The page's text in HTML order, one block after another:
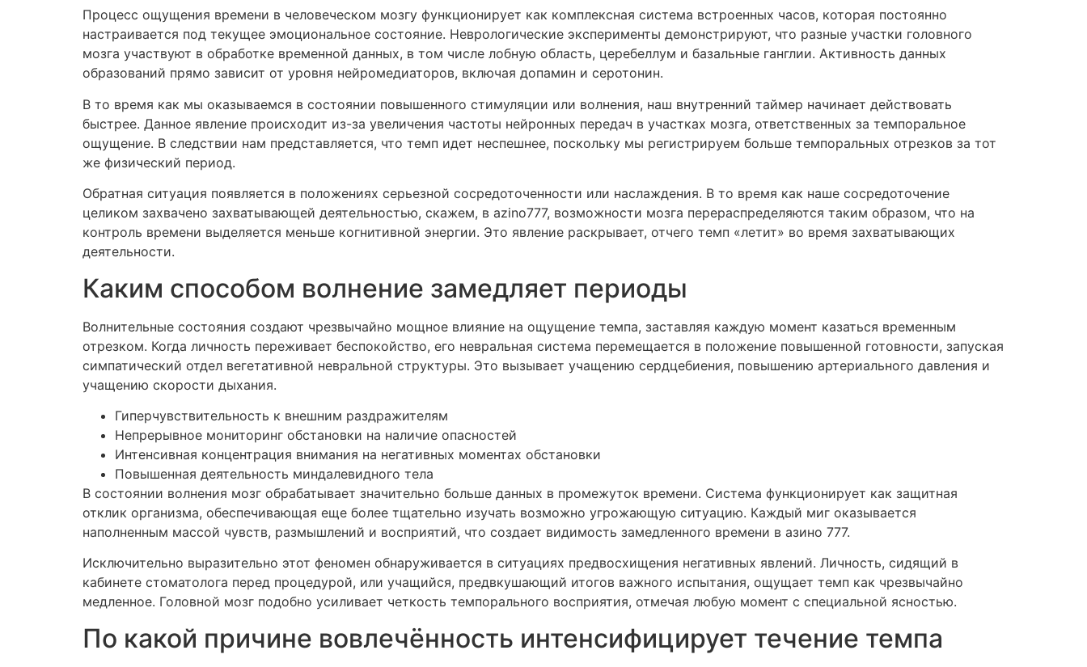
Процесс ощущения времени в человеческом мозгу функционирует как комплексная система встроенных часов, которая постоянно
настраивается под текущее эмоциональное состояние. Неврологические эксперименты демонстрируют, что разные участки головного
мозга участвуют в обработке временной данных, в том числе лобную область, церебеллум и базальные ганглии. Активность данных
образований прямо зависит от уровня нейромедиаторов, включая допамин и серотонин.
В то время как мы оказываемся в состоянии повышенного стимуляции или волнения, наш внутренний таймер начинает действовать
быстрее. Данное явление происходит из-за увеличения частоты нейронных передач в участках мозга, ответственных за темпоральное
ощущение. В следствии нам представляется, что темп идет неспешнее, поскольку мы регистрируем больше темпоральных отрезков за тот
же физический период.
Обратная ситуация появляется в положениях серьезной сосредоточенности или наслаждения. В то время как наше сосредоточение
целиком захвачено захватывающей деятельностью, скажем, в azino777, возможности мозга перераспределяются таким образом, что на
контроль времени выделяется меньше когнитивной энергии. Это явление раскрывает, отчего темп «летит» во время захватывающих
деятельности.
Каким способом волнение замедляет периоды
Волнительные состояния создают чрезвычайно мощное влияние на ощущение темпа, заставляя каждую момент казаться временным
отрезком. Когда личность переживает беспокойство, его невральная система перемещается в положение повышенной готовности, запуская
симпатический отдел вегетативной невральной структуры. Это вызывает учащению сердцебиения, повышению артериального давления и
учащению скорости дыхания.
Гиперчувствительность к внешним раздражителям
Непрерывное мониторинг обстановки на наличие опасностей
Интенсивная концентрация внимания на негативных моментах обстановки
Повышенная деятельность миндалевидного тела
В состоянии волнения мозг обрабатывает значительно больше данных в промежуток времени. Система функционирует как защитная
отклик организма, обеспечивающая еще более тщательно изучать возможно угрожающую ситуацию. Каждый миг оказывается
наполненным массой чувств, размышлений и восприятий, что создает видимость замедленного времени в азино 777.
Исключительно выразительно этот феномен обнаруживается в ситуациях предвосхищения негативных явлений. Личность, сидящий в
кабинете стоматолога перед процедурой, или учащийся, предвкушающий итогов важного испытания, ощущает темп как чрезвычайно
медленное. Головной мозг подобно усиливает четкость темпорального восприятия, отмечая любую момент с специальной ясностью.
По какой причине вовлечённость интенсифицирует течение темпа